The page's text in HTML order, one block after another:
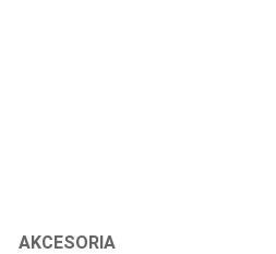
AKCESORIA